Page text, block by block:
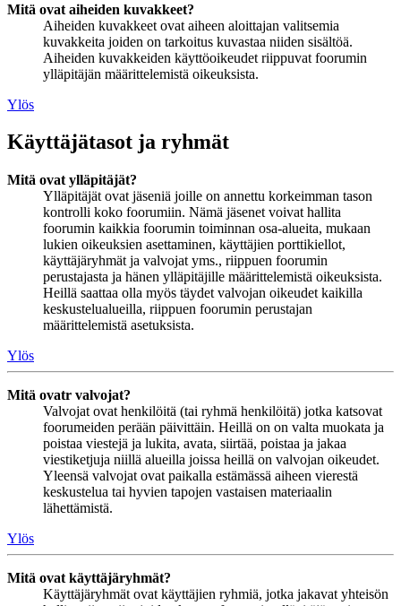
Mitä ovat aiheiden kuvakkeet?
Aiheiden kuvakkeet ovat aiheen aloittajan valitsemia
kuvakkeita joiden on tarkoitus kuvastaa niiden sisältöä.
Aiheiden kuvakkeiden käyttöoikeudet riippuvat foorumin
ylläpitäjän määrittelemistä oikeuksista.
Ylös
Käyttäjätasot ja ryhmät
Mitä ovat ylläpitäjät?
Ylläpitäjät ovat jäseniä joille on annettu korkeimman tason
kontrolli koko foorumiin. Nämä jäsenet voivat hallita
foorumin kaikkia foorumin toiminnan osa-alueita, mukaan
lukien oikeuksien asettaminen, käyttäjien porttikiellot,
käyttäjäryhmät ja valvojat yms., riippuen foorumin
perustajasta ja hänen ylläpitäjille määrittelemistä oikeuksista.
Heillä saattaa olla myös täydet valvojan oikeudet kaikilla
keskustelualueilla, riippuen foorumin perustajan
määrittelemistä asetuksista.
Ylös
Mitä ovatr valvojat?
Valvojat ovat henkilöitä (tai ryhmä henkilöitä) jotka katsovat
foorumeiden perään päivittäin. Heillä on on valta muokata ja
poistaa viestejä ja lukita, avata, siirtää, poistaa ja jakaa
viestiketjuja niillä alueilla joissa heillä on valvojan oikeudet.
Yleensä valvojat ovat paikalla estämässä aiheen vierestä
keskustelua tai hyvien tapojen vastaisen materiaalin
lähettämistä.
Ylös
Mitä ovat käyttäjäryhmät?
Käyttäjäryhmät ovat käyttäjien ryhmiä, jotka jakavat yhteisön